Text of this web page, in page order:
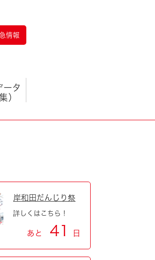
情報
ータ
）
岸和田だんじり祭
詳しくはこちら！
あと 41 日